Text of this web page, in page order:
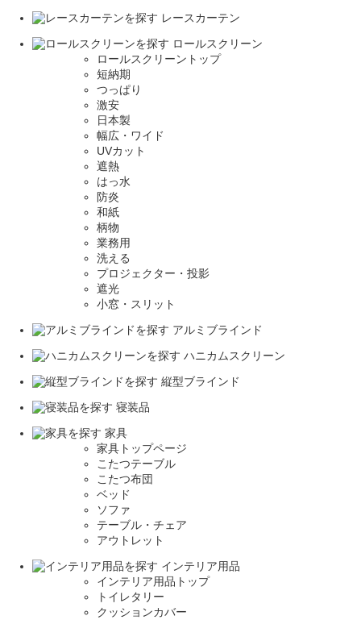
レースカーテン
ロールスクリーン
ロールスクリーントップ
短納期
つっぱり
激安
日本製
幅広・ワイド
UVカット
遮熱
はっ水
防炎
和紙
柄物
業務用
洗える
プロジェクター・投影
遮光
小窓・スリット
アルミブラインド
ハニカムスクリーン
縦型ブラインド
寝装品
家具
家具トップページ
こたつテーブル
こたつ布団
ベッド
ソファ
テーブル・チェア
アウトレット
インテリア用品
インテリア用品トップ
トイレタリー
クッションカバー